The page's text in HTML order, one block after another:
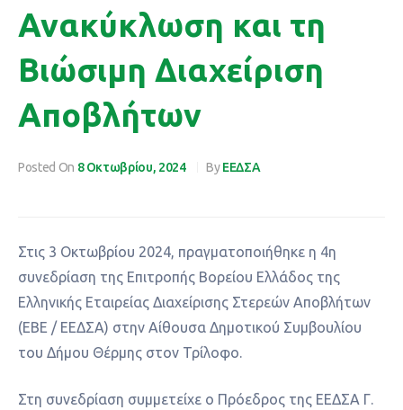
Posted On 8 Οκτωβρίου, 2024 ByΕΕΔΣΑ
Ανακύκλωση και τη
Βιώσιμη Διαχείριση
Αποβλήτων
Στις 3 Οκτωβρίου 2024, πραγματοποιήθηκε η 4η
συνεδρίαση της Επιτροπής Βορείου Ελλάδος της
Ελληνικής Εταιρείας Διαχείρισης Στερεών Αποβλήτων
(ΕΒΕ / ΕΕΔΣΑ) στην Αίθουσα Δημοτικού Συμβουλίου
του Δήμου Θέρμης στον Τρίλοφο.
Στη συνεδρίαση συμμετείχε ο Πρόεδρος της ΕΕΔΣΑ Γ.